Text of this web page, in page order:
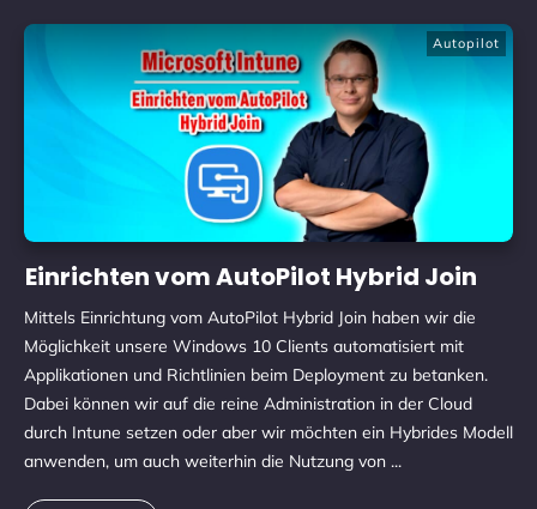
Autopilot
Einrichten vom AutoPilot Hybrid Join
Mittels Einrichtung vom AutoPilot Hybrid Join haben wir die
Möglichkeit unsere Windows 10 Clients automatisiert mit
Applikationen und Richtlinien beim Deployment zu betanken.
Dabei können wir auf die reine Administration in der Cloud
durch Intune setzen oder aber wir möchten ein Hybrides Modell
anwenden, um auch weiterhin die Nutzung von ...